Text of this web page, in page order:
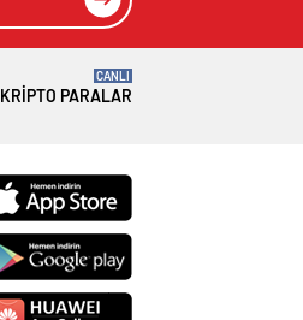
KRIPTO PARALAR
CANLI